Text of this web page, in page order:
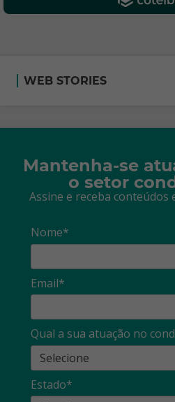
WEB STORIES
Mantenha-se
o setor
Assine e receba conteúdos
Nome*
Email*
Qual a sua atuação no
Estado*